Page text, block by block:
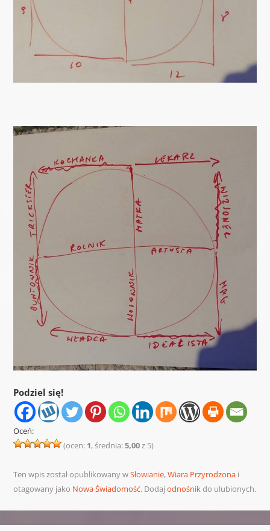
Podziel się!
Oceń:
(ocen: 1, średnia:5,00z 5)
Ten wpis został opublikowany wSłowianie,Wiara Przyrodzonai
otagowany jako Nowa Świadomość. Dodaj odnośnikdo ulubionych.